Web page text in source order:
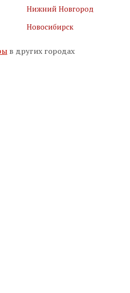
Подписаться
Нижний Новгород
Новосибирск
в других городах